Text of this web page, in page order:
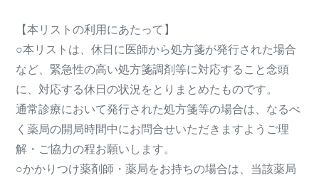
【本リストの利用にあたって】
○本リストは、休日に医師から処方箋が発行された場合
など、緊急性の高い処方箋調剤等に対応すること念頭
に、対応する休日の状況をとりまとめたものです。
通常診療において発行された処方箋等の場合は、なるべ
く薬局の開局時間中にお問合せいただきますようご理
解・ご協力の程お願いします。
○かかりつけ薬剤師・薬局をお持ちの場合は、当該薬局